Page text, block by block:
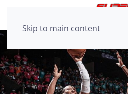
Skip to main content